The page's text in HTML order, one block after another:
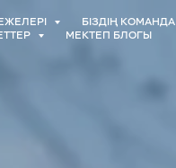
БІЗДІҢ КОМАНДА
МЕКТЕП БЛОГЫ